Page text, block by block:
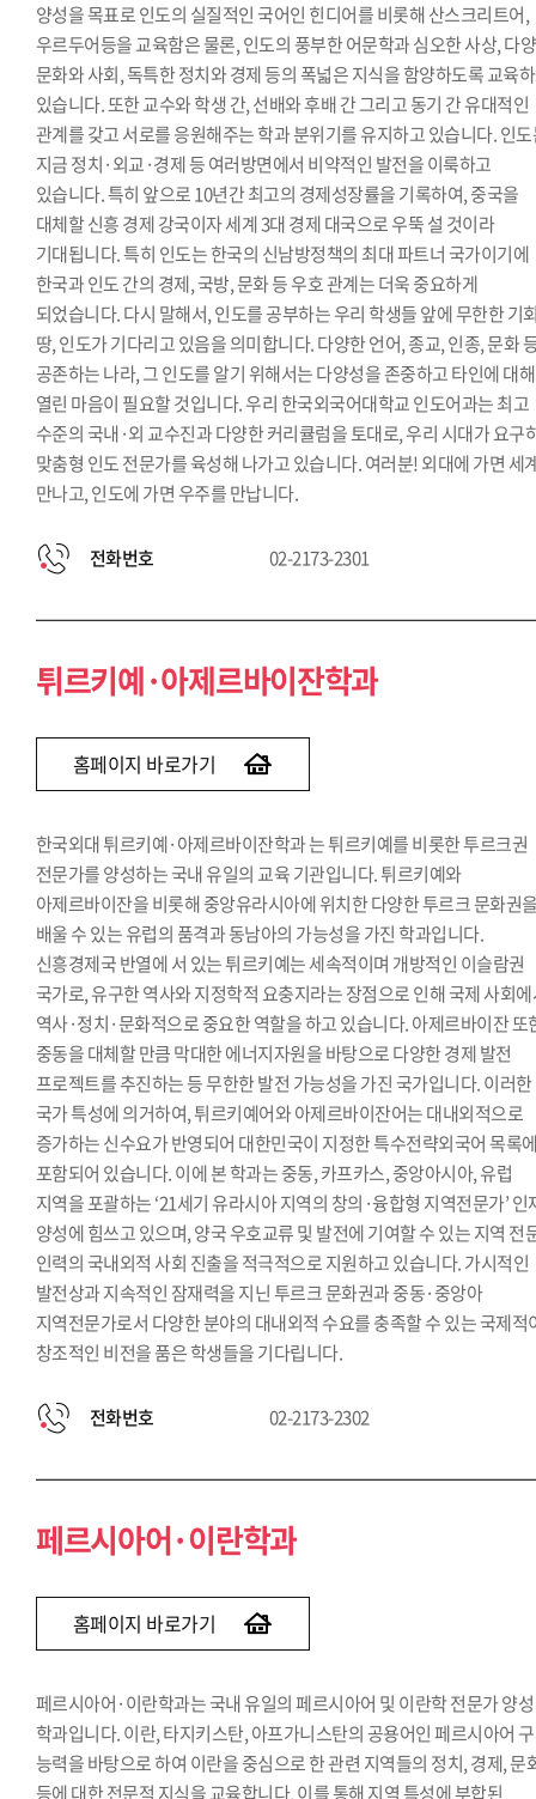
양성을 목표로 인도의 실질적인 국어인 힌디어를 비롯해 산스크리트어,
우르두어등을 교육함은 물론, 인도의 풍부한 어문학과 심오한 사상, 다
문화와 사회, 독특한 정치와 경제 등의 폭넓은 지식을 함양하도록 교육
있습니다. 또한 교수와 학생 간, 선배와 후배 간 그리고 동기 간 유대적인
관계를 갖고 서로를 응원해주는 학과 분위기를 유지하고 있습니다. 인
지금 정치·외교·경제 등 여러방면에서 비약적인 발전을 이룩하고
있습니다. 특히 앞으로 10년간 최고의 경제성장률을 기록하여, 중국을
대체할 신흥 경제 강국이자 세계 3대 경제 대국으로 우뚝 설 것이라
기대됩니다. 특히 인도는 한국의 신남방정책의 최대 파트너 국가이기에
한국과 인도 간의 경제, 국방, 문화 등 우호 관계는 더욱 중요하게
되었습니다. 다시 말해서, 인도를 공부하는 우리 학생들 앞에 무한한 기
땅, 인도가 기다리고 있음을 의미합니다. 다양한 언어, 종교, 인종, 문화
공존하는 나라, 그 인도를 알기 위해서는 다양성을 존중하고 타인에 대해
열린 마음이 필요할 것입니다. 우리 한국외국어대학교 인도어과는 최고
수준의 국내·외 교수진과 다양한 커리큘럼을 토대로, 우리 시대가 요구
맞춤형 인도 전문가를 육성해 나가고 있습니다. 여러분! 외대에 가면 세
만나고, 인도에 가면 우주를 만납니다.
전화번호 02-2173-2301
튀르키예·아제르바이잔학과
홈페이지 바로가기
한국외대 튀르키예·아제르바이잔학과 는 튀르키예를 비롯한 투르크권
전문가를 양성하는 국내 유일의 교육 기관입니다. 튀르키예와
아제르바이잔을 비롯해 중앙유라시아에 위치한 다양한 투르크 문화권
배울 수 있는 유럽의 품격과 동남아의 가능성을 가진 학과입니다.
신흥경제국 반열에 서 있는 튀르키예는 세속적이며 개방적인 이슬람권
국가로, 유구한 역사와 지정학적 요충지라는 장점으로 인해 국제 사회
역사·정치·문화적으로 중요한 역할을 하고 있습니다. 아제르바이잔 또
중동을 대체할 만큼 막대한 에너지자원을 바탕으로 다양한 경제 발전
프로젝트를 추진하는 등 무한한 발전 가능성을 가진 국가입니다. 이러한
국가 특성에 의거하여, 튀르키예어와 아제르바이잔어는 대내외적으로
증가하는 신수요가 반영되어 대한민국이 지정한 특수전략외국어 목록
포함되어 있습니다. 이에 본 학과는 중동, 카프카스, 중앙아시아, 유럽
지역을 포괄하는 ‘21세기 유라시아 지역의 창의·융합형 지역전문가’ 인
양성에 힘쓰고 있으며, 양국 우호교류 및 발전에 기여할 수 있는 지역 전
인력의 국내외적 사회 진출을 적극적으로 지원하고 있습니다. 가시적인
발전상과 지속적인 잠재력을 지닌 투르크 문화권과 중동·중앙아
지역전문가로서 다양한 분야의 대내외적 수요를 충족할 수 있는 국제적
창조적인 비전을 품은 학생들을 기다립니다.
전화번호 02-2173-2302
페르시아어·이란학과
홈페이지 바로가기
페르시아어·이란학과는 국내 유일의 페르시아어 및 이란학 전문가 양성
학과입니다. 이란, 타지키스탄, 아프가니스탄의 공용어인 페르시아어
능력을 바탕으로 하여 이란을 중심으로 한 관련 지역들의 정치, 경제, 문
등에 대한 전문적 지식을 교육합니다. 이를 통해 지역 특성에 부합된